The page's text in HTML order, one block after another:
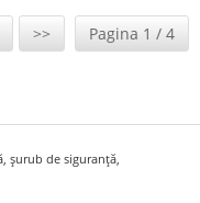
>> Pagina 1 / 4